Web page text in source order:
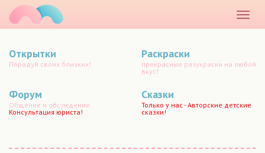
меню
Открытки
Порадуй своих близких!
Раскраски
прекрасные разукраски на любой
вкус!
Форум
Общение и обсуждение.
Консультация юриста!
Сказки
Только у нас - Авторские детские
сказки!